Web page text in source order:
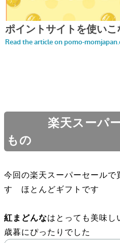
楽天スーパ
もの
今回の楽天スーパーセールで
す ほとんどギフトです
紅まどんなはとっても美味
歳暮にぴったりでした